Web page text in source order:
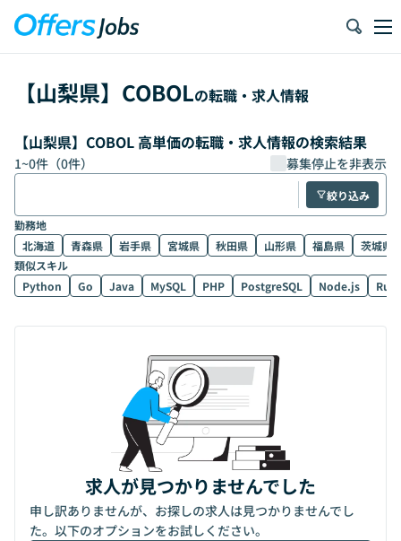
【山梨県】 COBOLの転職・求人情報
【山梨県】COBOL 高単価の転職・求人情報の検索結果
1~0件（0件） 募集停止を非表示
絞り込み
勤務地
北海道
青森県 岩手県 宮城県 秋田県 山形県 福島県
茨城県
類似スキル
Python
Go Java MySQL PHP PostgreSQL Node.js
求人が見つかりませんでした
申し訳ありませんが、お探しの求人は見つかりませんでし
た。以下のオプションをお試しください。